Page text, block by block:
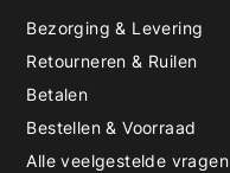
Bezorging & Levering
Retourneren & Ruilen
Betalen
Bestellen & Voorraad
Alle veelgestelde vragen